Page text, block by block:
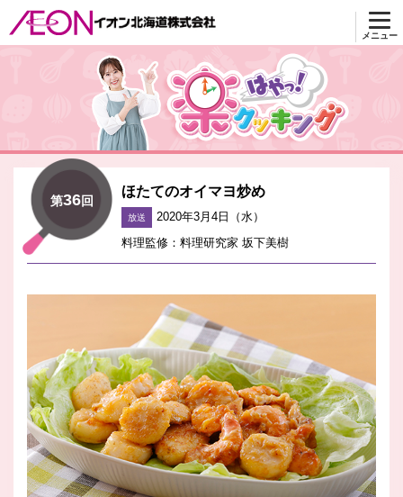
メニュー
第36回
ほたてのオイマヨ炒め
放送
2020年3月4日（水）
料理監修：料理研究家 坂下美樹